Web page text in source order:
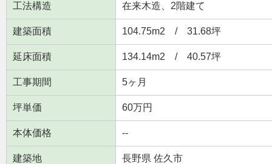
工法構造 在来木造、2階建て
建築面積 104.75m2 / 31.68坪
延床面積 134.14m2 / 40.57坪
工事期間 5ヶ月
坪単価 60万円
本体価格 --
建築地 長野県 佐久市